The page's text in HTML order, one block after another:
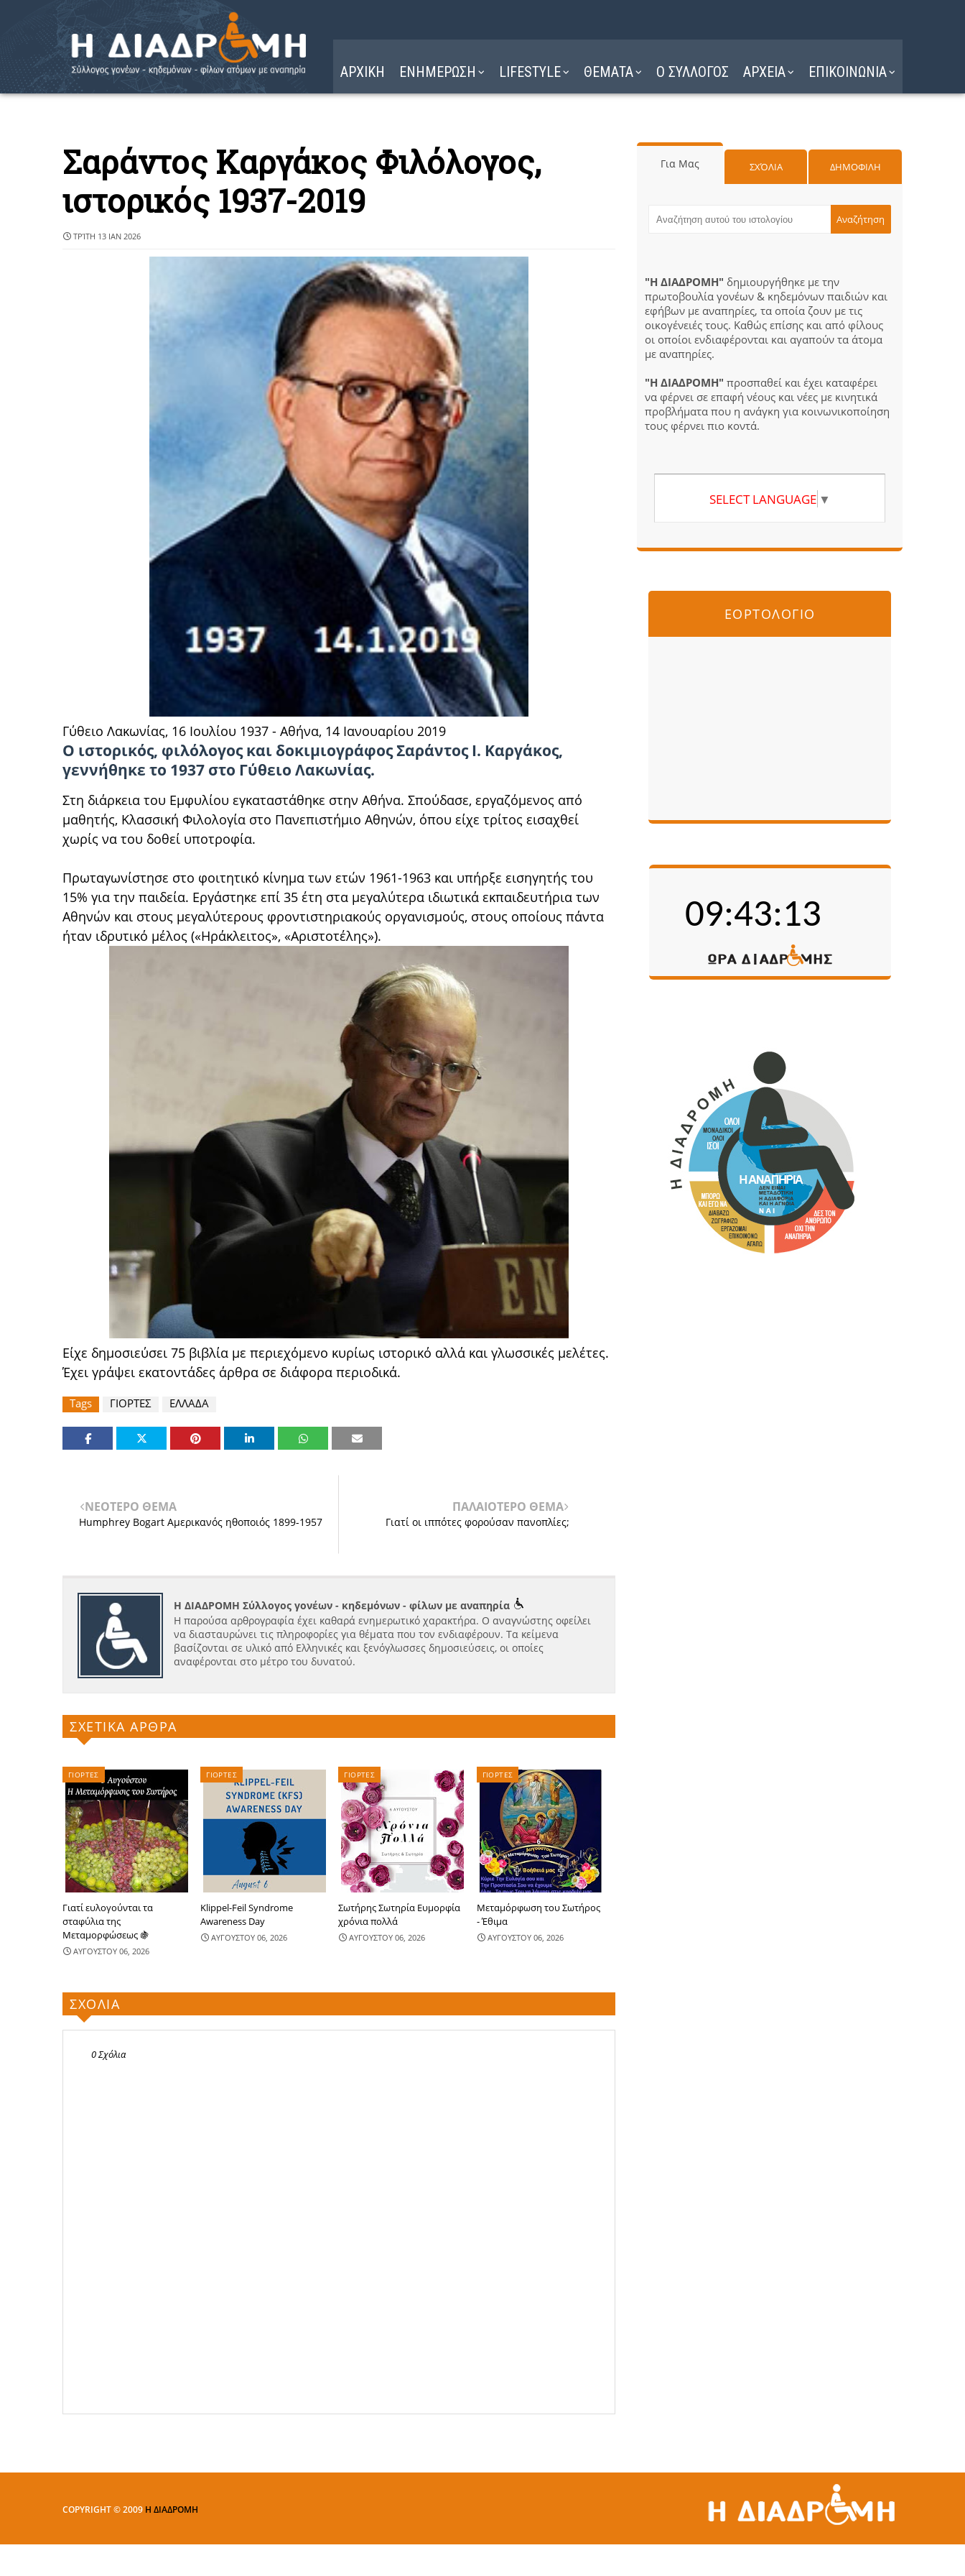
ΑΡΧΙΚΗ ΕΝΗΜΕΡΩΣΗ LIFESTYLE ΘΕΜΑΤΑ Ο ΣΥΛΛΟΓΟΣ ΑΡΧΕΙΑ ΕΠΙΚΟΙΝΩΝΙΑ
Σαράντος Καργάκος Φιλόλογος,
ιστορικός 1937-2019
ΤΡΊΤΗ 13 ΙΑΝ 2026
Γύθειο Λακωνίας, 16 Ιουλίου 1937 - Αθήνα, 14 Ιανουαρίου 2019
Ο ιστορικός, φιλόλογος και δοκιμιογράφος Σαράντος Ι. Καργάκος,
γεννήθηκε το 1937 στο Γύθειο Λακωνίας.
Στη διάρκεια του Εμφυλίου εγκαταστάθηκε στην Αθήνα. Σπούδασε, εργαζόμενος από
μαθητής, Κλασσική Φιλολογία στο Πανεπιστήμιο Αθηνών, όπου είχε τρίτος εισαχθεί
χωρίς να του δοθεί υποτροφία.
Πρωταγωνίστησε στο φοιτητικό κίνημα των ετών 1961-1963 και υπήρξε εισηγητής του
15% για την παιδεία. Εργάστηκε επί 35 έτη στα μεγαλύτερα ιδιωτικά εκπαιδευτήρια των
Αθηνών και στους μεγαλύτερους φροντιστηριακούς οργανισμούς, στους οποίους πάντα
ήταν ιδρυτικό μέλος («Ηράκλειτος», «Αριστοτέλης»).
Είχε δημοσιεύσει 75 βιβλία με περιεχόμενο κυρίως ιστορικό αλλά και γλωσσικές μελέτες.
Έχει γράψει εκατοντάδες άρθρα σε διάφορα περιοδικά.
Tags ΓΙΟΡΤΕΣ ΕΛΛΑΔΑ
ΝΕΟΤΕΡΟ ΘΕΜΑ
Humphrey Bogart Αμερικανός ηθοποιός 1899-1957
ΠΑΛΑΙΟΤΕΡΟ ΘΕΜΑ
Γιατί οι ιππότες φορούσαν πανοπλίες;
Η ΔΙΑΔΡΟΜΗ Σύλλογος γονέων - κηδεμόνων - φίλων με αναπηρία
Η παρούσα αρθρογραφία έχει καθαρά ενημερωτικό χαρακτήρα. Ο αναγνώστης οφείλει
να διασταυρώνει τις πληροφορίες για θέματα που τον ενδιαφέρουν. Τα κείμενα
βασίζονται σε υλικό από Ελληνικές και ξενόγλωσσες δημοσιεύσεις, οι οποίες
αναφέρονται στο μέτρο του δυνατού.
ΣΧΕΤΙΚΑ ΑΡΘΡΑ
ΓΙΟΡΤΕΣ
Γιατί ευλογούνται τα
σταφύλια της
Μεταμορφώσεως 🍇
ΑΥΓΟΥΣΤΟΥ 06, 2026
ΓΙΟΡΤΕΣ
Klippel-Feil Syndrome
Awareness Day
ΑΥΓΟΥΣΤΟΥ 06, 2026
ΓΙΟΡΤΕΣ
Σωτήρης Σωτηρία Ευμορφία
χρόνια πολλά
ΑΥΓΟΥΣΤΟΥ 06, 2026
ΓΙΟΡΤΕΣ
Μεταμόρφωση του Σωτήρος
- Έθιμα
ΑΥΓΟΥΣΤΟΥ 06, 2026
ΣΧΟΛΙΑ
0 Σχόλια
Για Μας ΣΧΌΛΙΑ ΔΗΜΟΦΙΛΗ
"Η ΔΙΑΔΡΟΜΗ" δημιουργήθηκε με την
πρωτοβουλία γονέων & κηδεμόνων παιδιών και
εφήβων με αναπηρίες, τα οποία ζουν με τις
οικογένειές τους. Καθώς επίσης και από φίλους
οι οποίοι ενδιαφέρονται και αγαπούν τα άτομα
με αναπηρίες.
"Η ΔΙΑΔΡΟΜΗ" προσπαθεί και έχει καταφέρει
να φέρνει σε επαφή νέους και νέες με κινητικά
προβλήματα που η ανάγκη για κοινωνικοποίηση
τους φέρνει πιο κοντά.
SELECT LANGUAGE ▼
ΕΟΡΤΟΛΟΓΙΟ
COPYRIGHT © 2009 Η ΔΙΑΔΡΟΜΗ